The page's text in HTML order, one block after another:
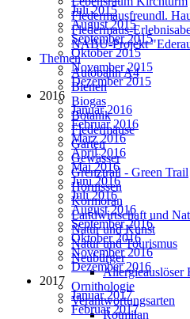
Fledermausfreundl.
Fledermaus-
NABU-Projekt
Themen
Autobahn A4
Bienen
Biogas
Botanik
Fledermäuse
Garten
Gewässer
Grenztrail - Green Trail
Hornissen
Kormoran
Landwirtschaft und
Natur und Kunst
Natur und Tourismus
Neubürger
Allergieauslöser
Ornithologie
Verantwortungsarten
Rotmilan
Juli 2015
August 2015
September 2015
Oktober 2015
November 2015
Dezember 2015
2016
Januar 2016
Februar 2016
März 2016
April 2016
Mai 2016
Juni 2016
Juli 2016
August 2016
September 2016
Oktober 2016
November 2016
Dezember 2016
2017
Januar 2017
Februar 2017